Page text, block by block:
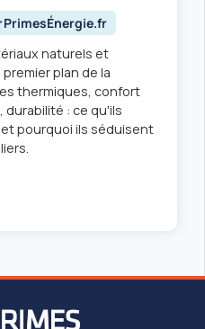
PrimesÉnergie.fr
naturels et
plan de la
thermiques, confort
: ce qu'ils
pourquoi ils séduisent